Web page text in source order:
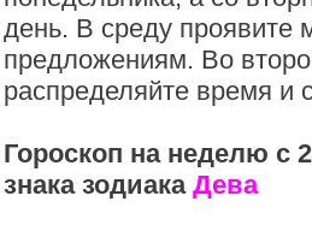
день. В среду проявите
предложениям. Во
распределяйте время и
Гороскоп на неделю с
знака зодиака Дева